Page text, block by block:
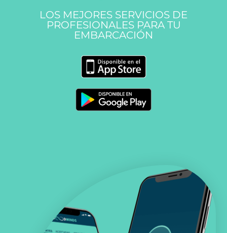
LOS MEJORES SERVICIOS DE
PROFESIONALES PARA TU
EMBARCACIÓN